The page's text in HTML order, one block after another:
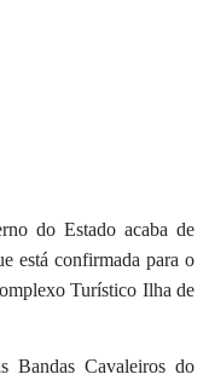
do Estado acaba de
está confirmada para o
Turístico Ilha de
Bandas Cavaleiros do